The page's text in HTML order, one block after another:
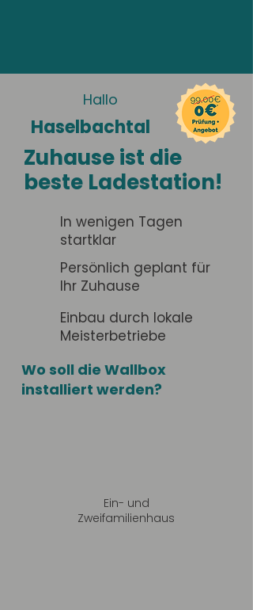
Hallo
Haselbachtal
Zuhause ist die
beste Ladestation!
In wenigen Tagen
startklar
Persönlich geplant für
Ihr Zuhause
Einbau durch lokale
Meisterbetriebe
Wo soll die Wallbox
installiert werden?
Ein- und
Zweifamilienhaus